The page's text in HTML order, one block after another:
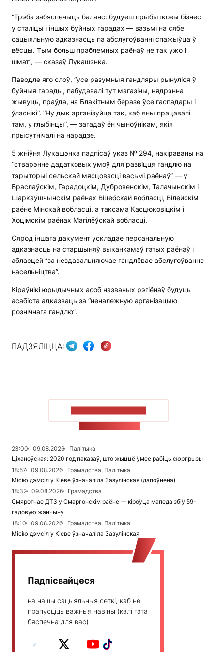
“Трэба забяспечыць баланс: будуеш прыбытковы бізнес
у сталіцы і іншых буйных гарадах — вазьмі на сябе
сацыяльную адказнасць па абслугоўванні спажыўца ў
вёсцы. Тым больш праблемных раёнаў не так ужо і
шмат”, — сказаў Лукашэнка.
Паводле яго слоў, “усе разумныя гандляры рынуліся ў
буйныя гарады, пабудавалі тут магазіны, нядрэнна
жывуць, праўда, на Блакітным беразе ўсе гаспадары і
ўласнікі”. “Ну дык арганізуйце так, каб яны працавалі
там, у глыбінцы”, — загадаў ён чыноўнікам, якія
прысутнічалі на нарадзе.
5 жніўня Лукашэнка падпісаў указ № 294, накіраваны на
“стварэнне дадатковых умоў для развіцця гандлю на
тэрыторыі сельскай мясцовасці васьмі раёнаў” — у
Браслаўскім, Гарадоцкім, Дубровенскім, Талачынскім і
Шаркаўшчынскім раёнах Віцебскай вобласці, Вілейскім
раёне Мінскай вобласці, а таксама Касцюковіцкім і
Хоцімскім раёнах Магілёўскай вобласці.
Сярод іншага дакумент ускладае персанальную
адказнасць на старшыняў выканкамаў гэтых раёнаў і
абласцей “за нездавальняючае гандлёвае абслугоўванне
насельніцтва”.
Кіраўнікі юрыдычных асоб названых рэгіёнаў будуць
асабіста адказваць за “неналежную арганізацыю
рознічнага гандлю”.
ПАДЗЯЛІЦЦА:
23:00 09.08.2026
Палітыка
Ціханоўская: 2020 год паказаў, што жыццё ўмее рабіць сюрпрызы
18:57
09.08.2026
Грамадства, Палітыка
Місію дэмсіл у Кіеве ўзначаліла Зазулінская (дапоўнена)
18:32
09.08.2026
Грамадства
Смяротнае ДТЗ у Смаргонскім раёне — кіроўца мапеда збіў 59-
гадовую жанчыну
18:10
09.08.2026
Грамадства, Палітыка
Місію дэмсіл у Кіеве ўзначаліла Зазулінская
Падпісвайцеся
на нашы сацыяльныя сеткі, каб не
прапусціць важныя навіны (калі гэта
бяспечна для вас)